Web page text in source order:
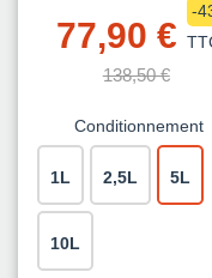
77,90 €
138,50 €
-
Conditionnement
1L 2,5L 5L
10L